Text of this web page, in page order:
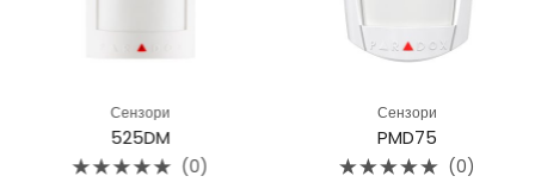
Сензори
525DM
(0)
Сензори
PMD75
(0)